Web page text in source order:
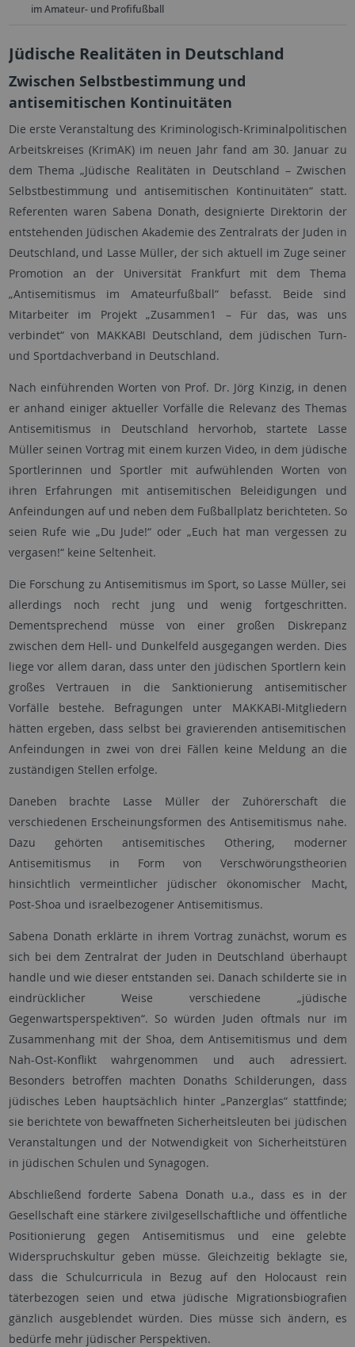
im Amateur- und Profifußball
Jüdische Realitäten in Deutschland
Zwischen Selbstbestimmung und
antisemitischen Kontinuitäten
Die erste Veranstaltung des Kriminologisch-Kriminalpolitischen
Arbeitskreises (KrimAK) im neuen Jahr fand am 30. Januar zu
dem Thema „Jüdische Realitäten in Deutschland – Zwischen
Selbstbestimmung und antisemitischen Kontinuitäten“ statt.
Referenten waren Sabena Donath, designierte Direktorin der
entstehenden Jüdischen Akademie des Zentralrats der Juden in
Deutschland, und Lasse Müller, der sich aktuell im Zuge seiner
Promotion an der Universität Frankfurt mit dem Thema
„Antisemitismus im Amateurfußball“ befasst. Beide sind
Mitarbeiter im Projekt „Zusammen1 – Für das, was uns
verbindet“ von MAKKABI Deutschland, dem jüdischen Turn-
und Sportdachverband in Deutschland.
Nach einführenden Worten von Prof. Dr. Jörg Kinzig, in denen
er anhand einiger aktueller Vorfälle die Relevanz des Themas
Antisemitismus in Deutschland hervorhob, startete Lasse
Müller seinen Vortrag mit einem kurzen Video, in dem jüdische
Sportlerinnen und Sportler mit aufwühlenden Worten von
ihren Erfahrungen mit antisemitischen Beleidigungen und
Anfeindungen auf und neben dem Fußballplatz berichteten. So
seien Rufe wie „Du Jude!“ oder „Euch hat man vergessen zu
vergasen!“ keine Seltenheit.
Die Forschung zu Antisemitismus im Sport, so Lasse Müller, sei
allerdings noch recht jung und wenig fortgeschritten.
Dementsprechend müsse von einer großen Diskrepanz
zwischen dem Hell- und Dunkelfeld ausgegangen werden. Dies
liege vor allem daran, dass unter den jüdischen Sportlern kein
großes Vertrauen in die Sanktionierung antisemitischer
Vorfälle bestehe. Befragungen unter MAKKABI-Mitgliedern
hätten ergeben, dass selbst bei gravierenden antisemitischen
Anfeindungen in zwei von drei Fällen keine Meldung an die
zuständigen Stellen erfolge.
Daneben brachte Lasse Müller der Zuhörerschaft die
verschiedenen Erscheinungsformen des Antisemitismus nahe.
Dazu gehörten antisemitisches Othering, moderner
Antisemitismus in Form von Verschwörungstheorien
hinsichtlich vermeintlicher jüdischer ökonomischer Macht,
Post-Shoa und israelbezogener Antisemitismus.
Sabena Donath erklärte in ihrem Vortrag zunächst, worum es
sich bei dem Zentralrat der Juden in Deutschland überhaupt
handle und wie dieser entstanden sei. Danach schilderte sie in
eindrücklicher Weise verschiedene „jüdische
Gegenwartsperspektiven“. So würden Juden oftmals nur im
Zusammenhang mit der Shoa, dem Antisemitismus und dem
Nah-Ost-Konflikt wahrgenommen und auch adressiert.
Besonders betroffen machten Donaths Schilderungen, dass
jüdisches Leben hauptsächlich hinter „Panzerglas“ stattfinde;
sie berichtete von bewaffneten Sicherheitsleuten bei jüdischen
Veranstaltungen und der Notwendigkeit von Sicherheitstüren
in jüdischen Schulen und Synagogen.
Abschließend forderte Sabena Donath u.a., dass es in der
Gesellschaft eine stärkere zivilgesellschaftliche und öffentliche
Positionierung gegen Antisemitismus und eine gelebte
Widerspruchskultur geben müsse. Gleichzeitig beklagte sie,
dass die Schulcurricula in Bezug auf den Holocaust rein
täterbezogen seien und etwa jüdische Migrationsbiografien
gänzlich ausgeblendet würden. Dies müsse sich ändern, es
bedürfe mehr jüdischer Perspektiven.